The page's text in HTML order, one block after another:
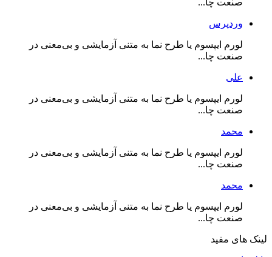
صنعت چا...
وردپرس
لورم ایپسوم یا طرح‌ نما به متنی آزمایشی و بی‌معنی در
صنعت چا...
علی
لورم ایپسوم یا طرح‌ نما به متنی آزمایشی و بی‌معنی در
صنعت چا...
محمد
لورم ایپسوم یا طرح‌ نما به متنی آزمایشی و بی‌معنی در
صنعت چا...
محمد
لورم ایپسوم یا طرح‌ نما به متنی آزمایشی و بی‌معنی در
صنعت چا...
لینک های مفید